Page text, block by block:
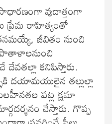
సాధారణంగా వుదాత్తంగా
ప్రేమ రాహిత్యంతో
జీవితం నుంచి
దేవతల్లా కనిపిస్తారు.
దయామయులైన తల్లుల్లా
పట్ల క్షమా
చేస్తారు. గొప్ప